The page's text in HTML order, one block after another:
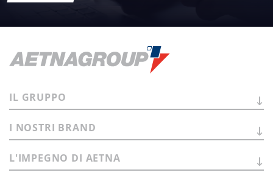
IL GRUPPO
I NOSTRI BRAND
L'IMPEGNO DI AETNA